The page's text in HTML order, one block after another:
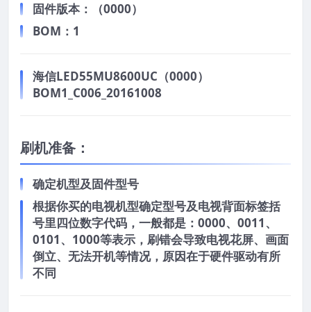
固件版本：（0000）
BOM：1
海信LED55MU8600UC（0000）
BOM1_C006_20161008
刷机准备：
确定机型及固件型号
根据你买的电视机型确定型号及电视背面标签括
号里四位数字代码，一般都是：0000、0011、
0101、1000等表示，刷错会导致电视花屏、画面
倒立、无法开机等情况，原因在于硬件驱动有所
不同